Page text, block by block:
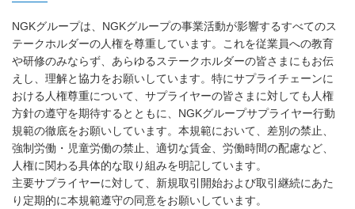
NGKグループは、NGKグループの事業活動が影響するすべてのス
テークホルダーの人権を尊重しています。これを従業員への教育
や研修のみならず、あらゆるステークホルダーの皆さまにもお伝
えし、理解と協力をお願いしています。特にサプライチェーンに
おける人権尊重について、サプライヤーの皆さまに対しても人権
方針の遵守を期待するとともに、NGKグループサプライヤー行動
規範の徹底をお願いしています。本規範において、差別の禁止、
強制労働・児童労働の禁止、適切な賃金、労働時間の配慮など、
人権に関わる具体的な取り組みを明記しています。
主要サプライヤーに対して、新規取引開始および取引継続にあた
り定期的に本規範遵守の同意をお願いしています。